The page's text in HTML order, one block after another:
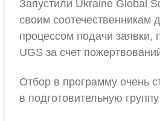
Запустили Ukraine Global
своим соотечественникам
процессом подачи заявки,
UGS за счет
Отбор в программу очень
в подготовительную